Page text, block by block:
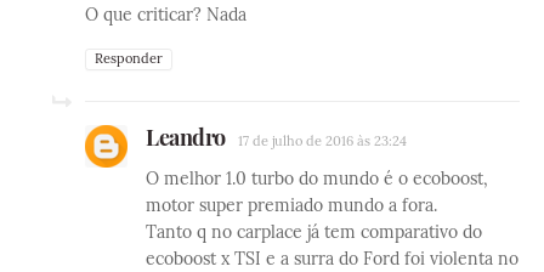
O que criticar? Nada
Responder
Leandro 17 de julho de 2016 às 23:24
O melhor 1.0 turbo do mundo é o ecoboost,
motor super premiado mundo a fora.
Tanto q no carplace já tem comparativo do
ecoboost x TSI e a surra do Ford foi violenta no